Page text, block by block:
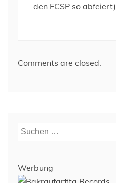
den FCSP so abfeiert)
Comments are closed.
Suchen
nach:
Werbung